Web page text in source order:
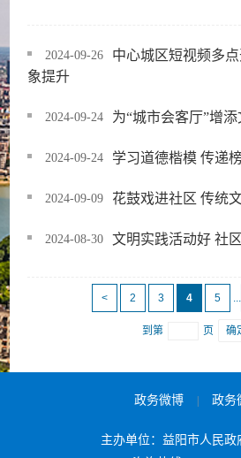
2024-09-26
中心城区短视频多
象提升
2024-09-24 为“城市会客厅”增
2024-09-24 学习道德楷模 传递
2024-09-09 花鼓戏进社区 传统
2024-08-30 文明实践活动好 社
< 2 3 4 5 ...
到第 页 确
政务微博 政务
主办单位：益阳市人民政